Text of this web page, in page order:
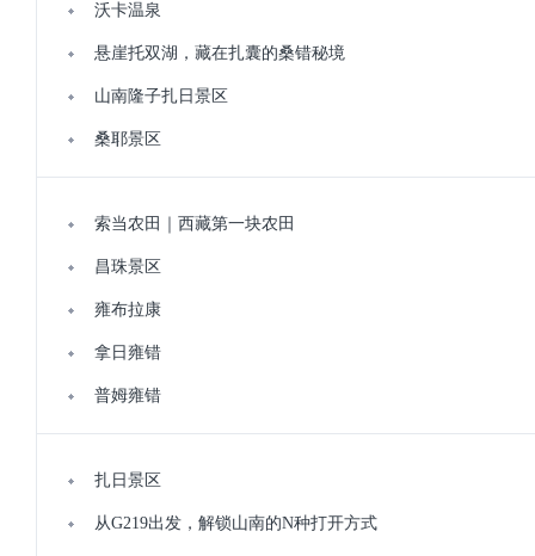
沃卡温泉
悬崖托双湖，藏在扎囊的桑错秘境
山南隆子扎日景区
桑耶景区
索当农田｜西藏第一块农田
昌珠景区
雍布拉康
拿日雍错
普姆雍错
扎日景区
从G219出发，解锁山南的N种打开方式